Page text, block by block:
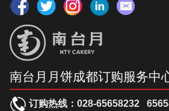
南台月月饼成都订购服务中
订购热线： 028-65658232